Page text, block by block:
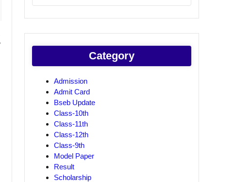
Category
Admission
Admit Card
Bseb Update
Class-10th
Class-11th
Class-12th
Class-9th
Model Paper
Result
Scholarship